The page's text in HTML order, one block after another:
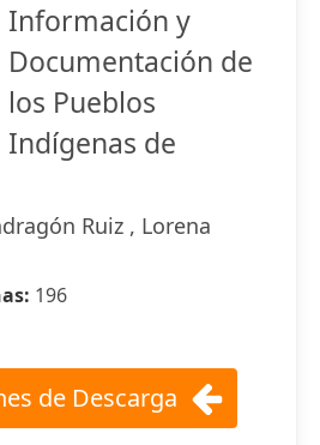
Información y
Documentación de
los Pueblos
Indígenas de
Ruiz , Lorena
196
de Descarga